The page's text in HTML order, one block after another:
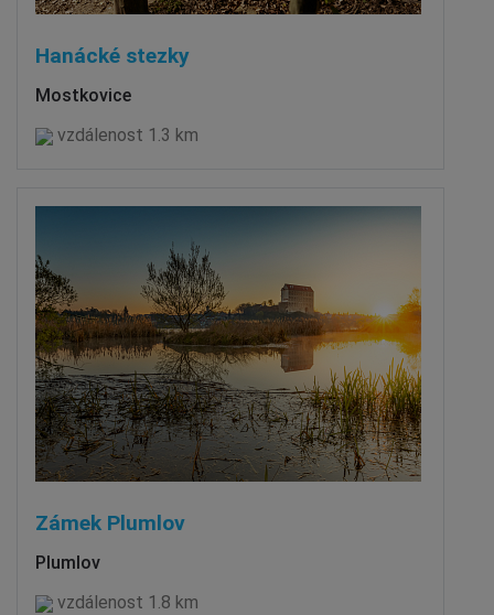
Hanácké stezky
Mostkovice
vzdálenost 1.3 km
Zámek Plumlov
Plumlov
vzdálenost 1.8 km